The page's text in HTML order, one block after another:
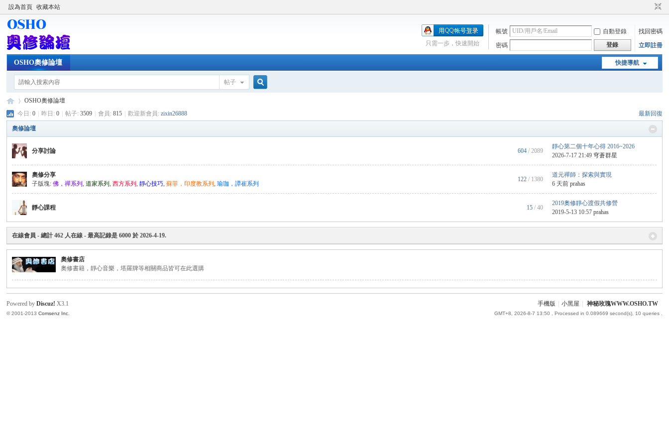
設為首頁 收藏本站
帳號 自動登錄
找回密碼
密碼
登錄 立即註冊
只需一步，快速開始
快捷導航
OSHO奧修論壇
帖子
OS
H
»
OSHO奧修論壇
今日:0 昨日:0 帖子:3509 會員:815 歡迎新會員:zixin26888 最新回復
奧修論壇
分享討論 604 / 2089
靜心第二個十年心得 2016~2026
2026-7-17 21:49 穹蒼群星
奧修分享
子版塊:佛，禪系列,道家系列,西方系列,靜心技巧,蘇菲，印度教系列,瑜珈，譚崔系列
122 / 1380
道元禪師：探索與實現
6 天前 prahas
靜心課程 15 / 40
2019奧修靜心渡假共修營
2019-5-13 10:57prahas
在線會員- 總計462 人在線 - 最高記錄是6000 於2026-4-19.
奧修書店
奧修書籍，靜心音樂，塔羅牌等相關商品皆可在此選購
手機版 小黑屋 神秘玫瑰WWW.OSHO.TW
GMT+8, 2026-8-7 13:50 , Processed in 0.089669 second(s), 10 queries .
Powered byDiscuz! X3.1
© 2001-2013Comsenz Inc.